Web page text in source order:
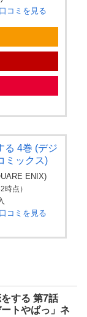
コミを見る
る 4巻 (デジ
ミックス)
ENIX)
時点）
コミを見る
する 第7話
トやばっ」ネ